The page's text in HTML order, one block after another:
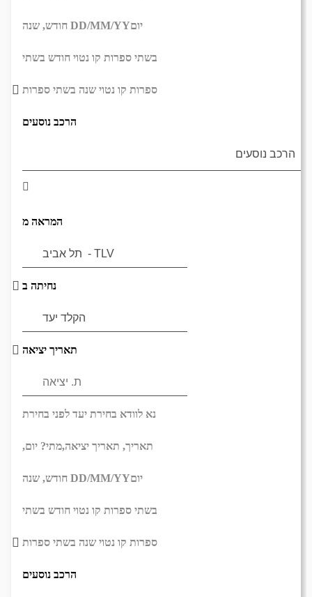
DD/MM/YYיום
בשתי ספרות קו נטוי חודש בשתי
ספרות קו נטוי שנה בשתי ספרות
הרכב נוסעים
המראה מ
נחיתה ב
תאריך יציאה
נא לוודא בחירת יעד לפני בחירת
תאריך, תאריך יציאה,מתי? יום,
DD/MM/YYיום
בשתי ספרות קו נטוי חודש בשתי
ספרות קו נטוי שנה בשתי ספרות
הרכב נוסעים